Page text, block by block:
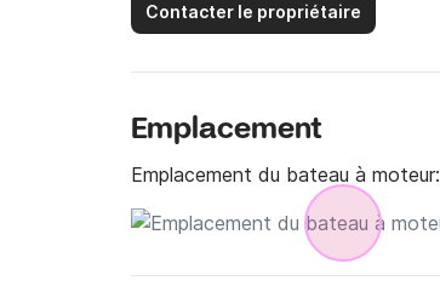
Contacter le propriétaire
Emplacement
Emplacement du bateau à moteur: